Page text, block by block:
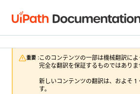
重要 :このコンテンツの一部は機械翻訳によ
完全な翻訳を保証するものではありま
新しいコンテンツの翻訳は、およそ 1
す。